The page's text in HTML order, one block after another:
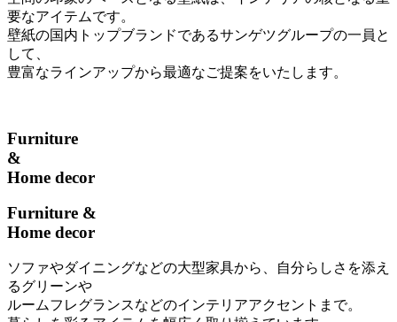
要なアイテムです。
壁紙の国内トップブランドであるサンゲツグループの一員と
して、
豊富なラインアップから最適なご提案をいたします。
Furniture
&
Home decor
Furniture &
Home decor
ソファやダイニングなどの大型家具から、自分らしさを添え
るグリーンや
ルームフレグランスなどのインテリアアクセントまで。